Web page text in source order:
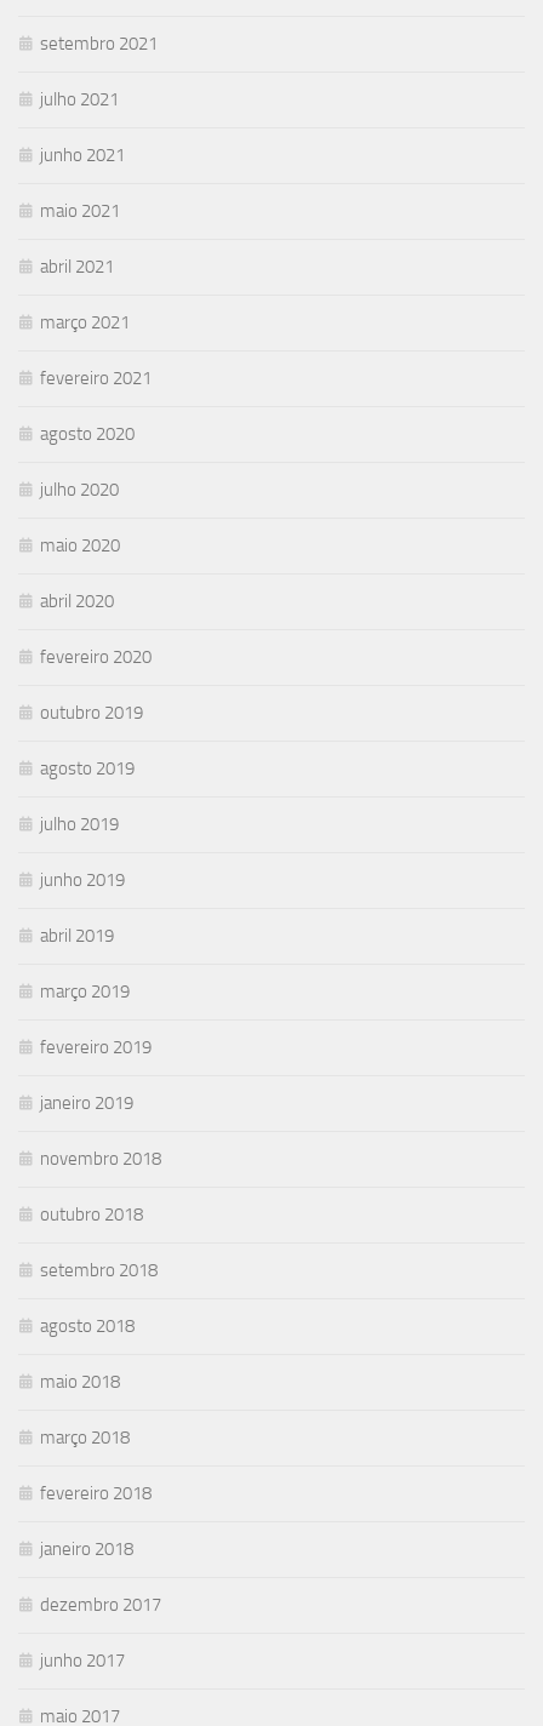
setembro 2021
julho 2021
junho 2021
maio 2021
abril 2021
março 2021
fevereiro 2021
agosto 2020
julho 2020
maio 2020
abril 2020
fevereiro 2020
outubro 2019
agosto 2019
julho 2019
junho 2019
abril 2019
março 2019
fevereiro 2019
janeiro 2019
novembro 2018
outubro 2018
setembro 2018
agosto 2018
maio 2018
março 2018
fevereiro 2018
janeiro 2018
dezembro 2017
junho 2017
maio 2017